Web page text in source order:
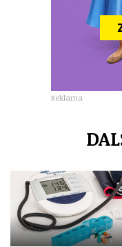
Reklama